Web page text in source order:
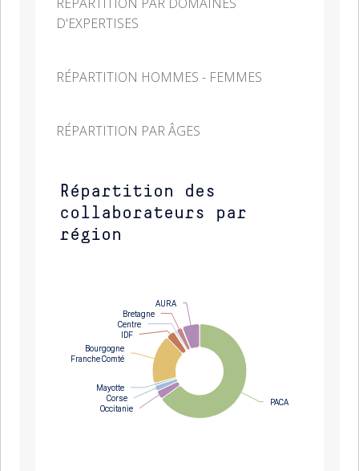
D'EXPERTISES
RÉPARTITION HOMMES - FEMMES
RÉPARTITION PAR ÂGES
Répartition des
collaborateurs par
région
PACA
PACA
Occitanie
Occitanie
Corse
Corse
Mayotte
Mayotte
Bourgogne
Franche Comté
Bourgogne
Franche Comté
IDF
IDF
Centre
Centre
Bretagne
Bretagne
AURA
AURA